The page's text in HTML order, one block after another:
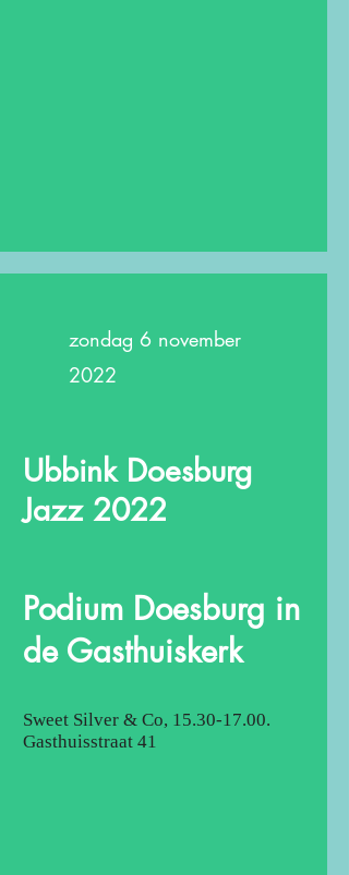
zondag 6 november
2022
Ubbink Doesburg
Jazz 2022
Podium Doesburg in
de Gasthuiskerk
Sweet Silver & Co, 15.30-17.00.
Gasthuisstraat 41